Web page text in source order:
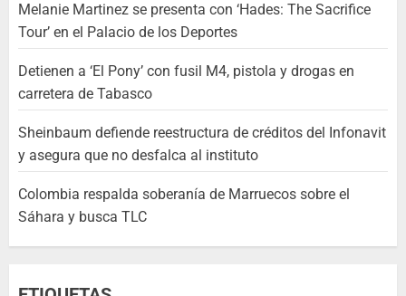
Melanie Martinez se presenta con ‘Hades: The Sacrifice
Tour’ en el Palacio de los Deportes
Detienen a ‘El Pony’ con fusil M4, pistola y drogas en
carretera de Tabasco
Sheinbaum defiende reestructura de créditos del Infonavit
y asegura que no desfalca al instituto
Colombia respalda soberanía de Marruecos sobre el
Sáhara y busca TLC